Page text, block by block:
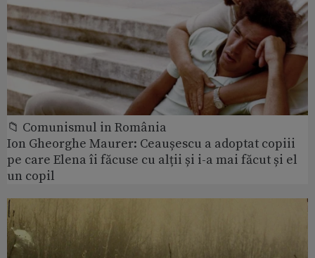
📁 Comunismul in România
Ion Gheorghe Maurer: Ceaușescu a adoptat copiii
pe care Elena îi făcuse cu alții și i-a mai făcut și el
un copil